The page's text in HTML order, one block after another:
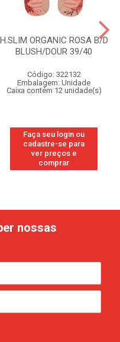
H.SLIM ORGANIC ROSA B/D
BLUSH/DOUR 39/40
Código: 322132
Embalagem: Unidade
Caixa contém 12 unidade(s)
Faça seu login ou
cadastre-se para
ver preços e
comprar
nossas